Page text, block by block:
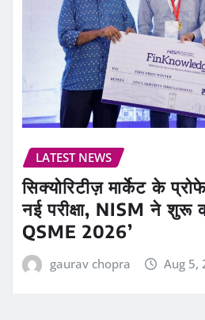
LATEST NEWS
सिक्योरिटीज़ मार्केट के
नई परीक्षा, NISM ने शुरू
QSME 2026’
gaurav chopra Aug 5,